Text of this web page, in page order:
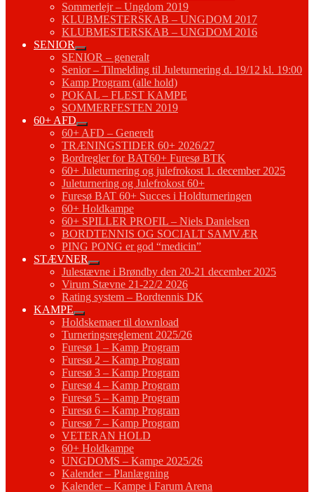
Sommerlejr – Ungdom 2019
KLUBMESTERSKAB – UNGDOM 2017
KLUBMESTERSKAB – UNGDOM 2016
SENIOR
SENIOR – generalt
Senior – Tilmelding til Juleturnering d. 19/12 kl. 19:00
Kamp Program (alle hold)
POKAL – FLEST KAMPE
SOMMERFESTEN 2019
60+ AFD
60+ AFD – Generelt
TRÆNINGSTIDER 60+ 2026/27
Bordregler for BAT60+ Furesø BTK
60+ Juleturnering og julefrokost 1. december 2025
Juleturnering og Julefrokost 60+
Furesø BAT 60+ Succes i Holdturneringen
60+ Holdkampe
60+ SPILLER PROFIL – Niels Danielsen
BORDTENNIS OG SOCIALT SAMVÆR
PING PONG er god “medicin”
STÆVNER
Julestævne i Brøndby den 20-21 december 2025
Virum Stævne 21-22/2 2026
Rating system – Bordtennis DK
KAMPE
Holdskemaer til download
Turneringsreglement 2025/26
Furesø 1 – Kamp Program
Furesø 2 – Kamp Program
Furesø 3 – Kamp Program
Furesø 4 – Kamp Program
Furesø 5 – Kamp Program
Furesø 6 – Kamp Program
Furesø 7 – Kamp Program
VETERAN HOLD
60+ Holdkampe
UNGDOMS – Kampe 2025/26
Kalender – Planlægning
Kalender – Kampe i Farum Arena